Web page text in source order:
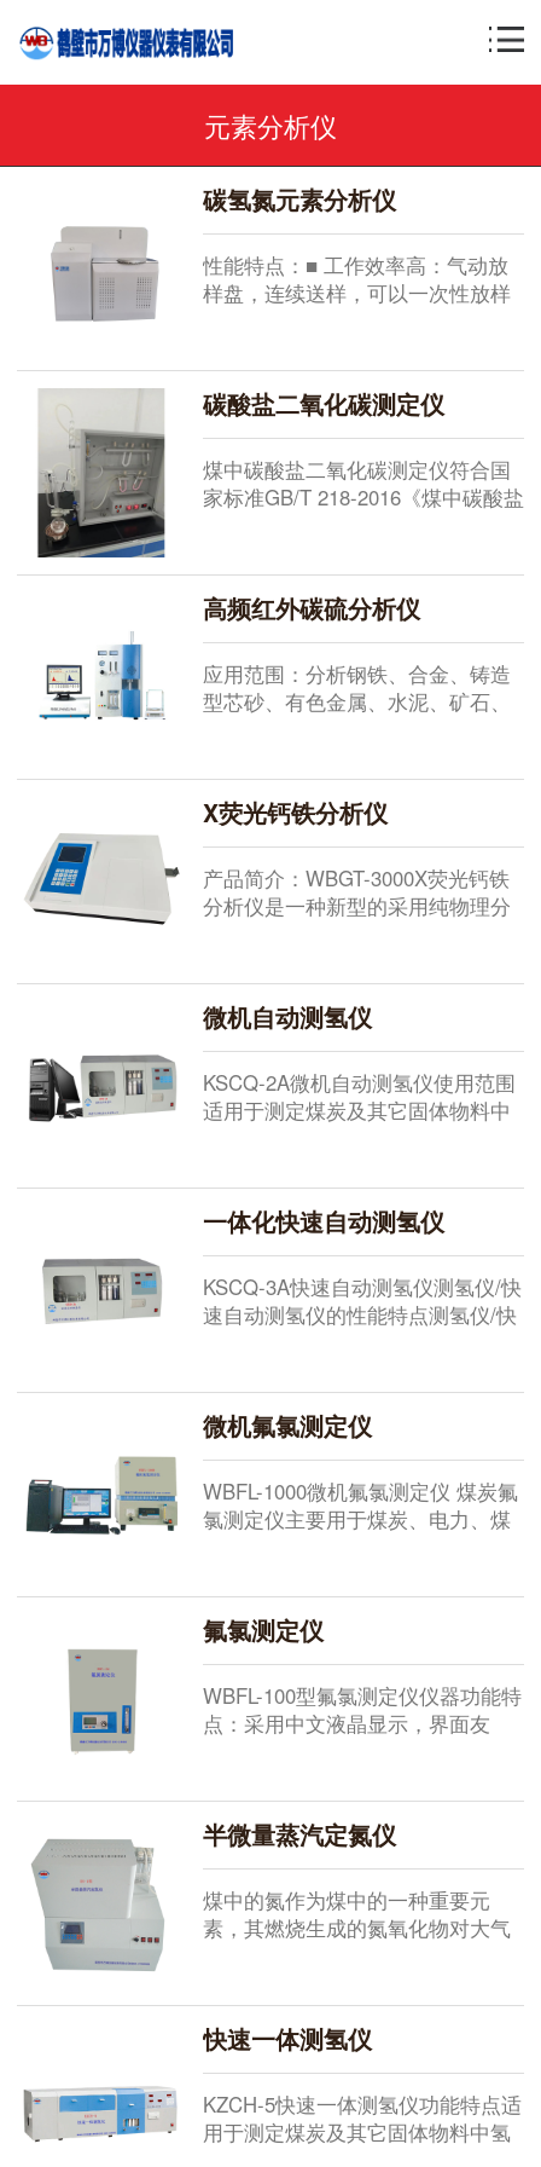
元素分析仪
碳氢氮元素分析仪
性能特点：■ 工作效率高：气动放
样盘，连续送样，可以一次性放样
样，做到来样即来即测。■ 精巧美
观：体积最小、整体质量最轻的元
素分析仪。■ 自动化程度高：自动
落样、自动控制实验流程、自动处
理数据、计算结果、打印报表等，
实现无人值守。■ 维护简捷：气...
碳酸盐二氧化碳测定仪
煤中碳酸盐二氧化碳测定仪符合国
家标准GB/T 218-2016《煤中碳酸盐
备装置。二氧化碳的测定采用碱石
棉吸收重量法。本装置的工作原理
是，定量的煤样与稀盐酸反应，煤
样中的碳酸盐分解析出二氧化碳被
装有碱石棉的U型管吸收，根据U型
管的质量增加计算出煤中碳酸盐
高频红外碳硫分析仪
应用范围：分析钢铁、合金、铸造
型芯砂、有色金属、水泥、矿石、
烟灰、烟草、垃圾、沙子、玻璃、
石灰石及其它材料中碳、硫两元素
的质量分数。高频红外碳硫分析仪
性能特点：1.彻底自动化：该设备
集光、机、电、计算机、传感器、
分析技术于一体的高新技术产
X荧光钙铁分析仪
产品简介：WBGT-3000X荧光钙铁
分析仪是一种新型的采用纯物理分
窑、窑外分解旋窑厂家的白生料、
全黑或半黑生料、熟料、水泥中
CaO、 Fe2O3的百分含量，为配料
成分控制及时提供数据。由于它的
分析速度快（30秒），因此可实时
监控生产过程中成份变化的情况，
微机自动测氢仪
KSCQ-2A微机自动测氢仪使用范围
适用于测定煤炭及其它固体物料中
一体化快速自动测氢仪
KSCQ-3A快速自动测氢仪测氢仪/快
速自动测氢仪的性能特点测氢仪/快
测试过程采用单片机一体化控制，
由单片机对测试数据进行校正和处
理，数字显示测定物中含氢的毫克
数或百分含量，并由打印机输出最
终结果。该仪器测定迅速，结果准
确，操作简单，自动化程度高。...
微机氟氯测定仪
WBFL-1000微机氟氯测定仪 煤炭氟
氯测定仪主要用于煤炭、电力、煤
测分析。煤中氟离子氯离子分析仪
全自动氟氯测定仪的功能特点：采
用PID控制炉流，低温漂元器件，控
温精度高，有效延长硅碳管使用寿
命。蒸发量采用固态继电器控制，
电压0-220V连续可调。配置进口
氟氯测定仪
WBFL-100型氟氯测定仪仪器功能特
点：采用中文液晶显示，界面友
寿命。测温采用高精度、低温漂元
器件，保证了测温的长期准确性。
支持定时送样提醒功能。支持故障
自诊断功能，超温保护功能。蒸发
量调节电位器采用台湾TOCOS电位
器，线性度高，使用寿命长。配置
半微量蒸汽定氮仪
煤中的氮作为煤中的一种重要元
素，其燃烧生成的氮氧化物对大气
物。在动力工业中，煤中氮含量的
测定可以用来计算煤的燃烧热，理
论燃烧温度，燃烧产物的组成和热
平衡。半微量蒸汽定氮仪仪器使用
条件：(1) 温度：0-40℃(2) 相对湿
度：≤80%(3) 供电电源：电 压：...
快速一体测氢仪
KZCH-5快速一体测氢仪功能特点适
用于测定煤炭及其它固体物料中氢